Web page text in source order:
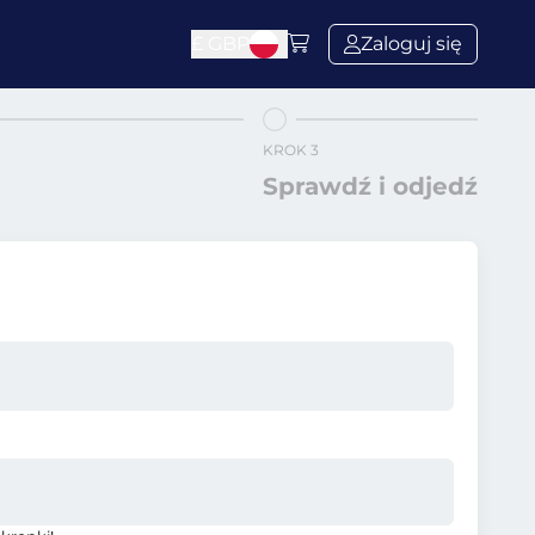
Zaloguj się
KROK 3
Sprawdź i odjedź